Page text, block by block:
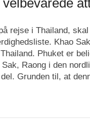
rejse i Thailand,
Khao
Phuket er
Raong i den
Grunden til, at